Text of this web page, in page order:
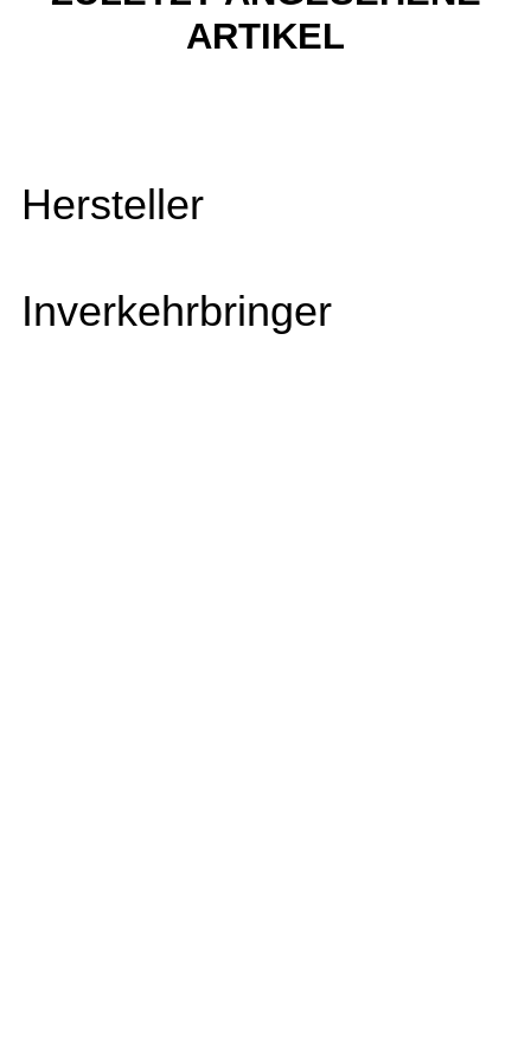
ARTIKEL
Hersteller
Inverkehrbringer